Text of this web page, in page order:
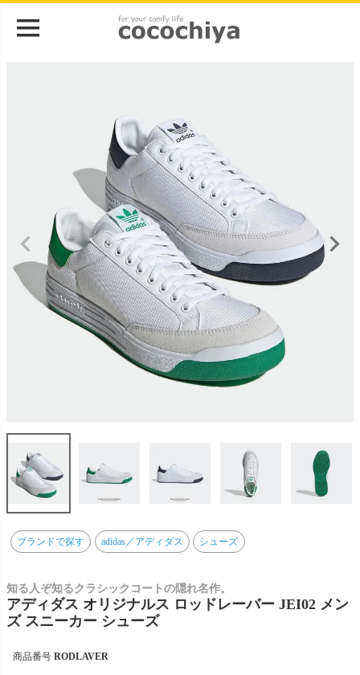
ブランドで探す adidas／アディダス シューズ
知る人ぞ知るクラシックコートの隠れ名作。
アディダス オリジナルス ロッドレーバー JEI02 メン
ズ スニーカー シューズ
商品番号 RODLAVER